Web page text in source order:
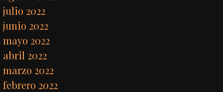
julio 2022
junio 2022
mayo 2022
abril 2022
marzo 2022
febrero 2022